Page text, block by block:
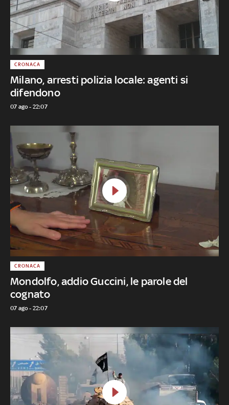
Milano, arresti polizia locale: agenti si
difendono
CRONACA
07 ago - 22:07
Mondolfo, addio Guccini, le parole del
cognato
CRONACA
07 ago - 22:07